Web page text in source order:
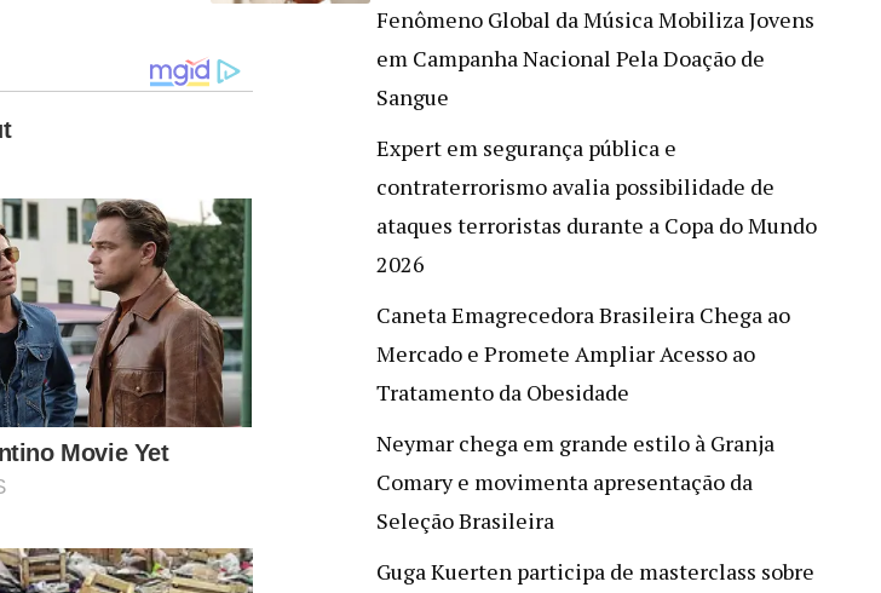
Fenômeno Global da Música Mobiliza Jovens
em Campanha Nacional Pela Doação de
Sangue
Expert em segurança pública e
contraterrorismo avalia possibilidade de
ataques terroristas durante a Copa do Mundo
2026
Caneta Emagrecedora Brasileira Chega ao
Mercado e Promete Ampliar Acesso ao
Tratamento da Obesidade
Neymar chega em grande estilo à Granja
Comary e movimenta apresentação da
Seleção Brasileira
Guga Kuerten participa de masterclass sobre